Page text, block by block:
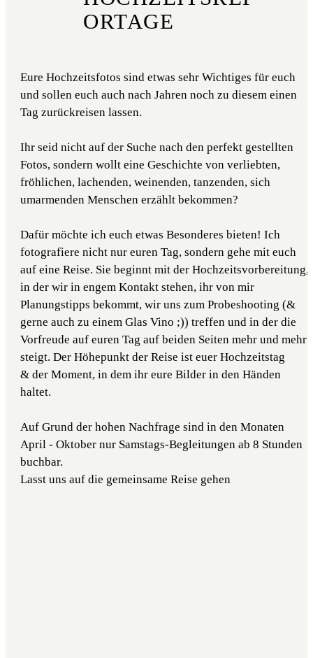
ORTAGE
Eure Hochzeitsfotos sind etwas sehr Wichtiges für euch
und sollen euch auch nach Jahren noch zu diesem einen
Tag zurückreisen lassen.
Ihr seid nicht auf der Suche nach den perfekt gestellten
Fotos, sondern wollt eine Geschichte von verliebten,
fröhlichen, lachenden, weinenden, tanzenden, sich
umarmenden Menschen erzählt bekommen?
Dafür möchte ich euch etwas Besonderes bieten! Ich
fotografiere nicht nur euren Tag, sondern gehe mit euch
auf eine Reise. Sie beginnt mit der Hochzeitsvorbereitung,
in der wir in engem Kontakt stehen, ihr von mir
Planungstipps bekommt, wir uns zum Probeshooting (&
gerne auch zu einem Glas Vino ;)) treffen und in der die
Vorfreude auf euren Tag auf beiden Seiten mehr und mehr
steigt. Der Höhepunkt der Reise ist euer Hochzeitstag
& der Moment, in dem ihr eure Bilder in den Händen
haltet.
Auf Grund der hohen Nachfrage sind in den Monaten
April - Oktober nur Samstags-Begleitungen ab 8 Stunden
buchbar.
Lasst uns auf die gemeinsame Reise gehen